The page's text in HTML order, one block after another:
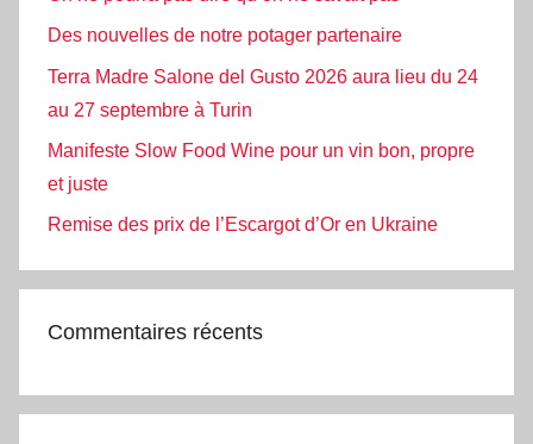
Des nouvelles de notre potager partenaire
Terra Madre Salone del Gusto 2026 aura lieu du 24
au 27 septembre à Turin
Manifeste Slow Food Wine pour un vin bon, propre
et juste
Remise des prix de l’Escargot d’Or en Ukraine
Commentaires récents